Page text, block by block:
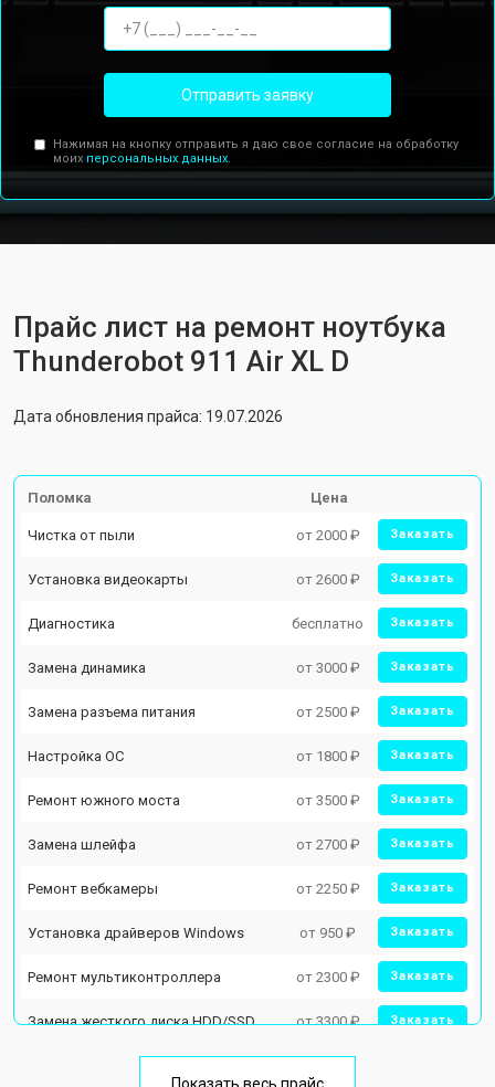
Отправить заявку
Нажимая на кнопку отправить я даю свое согласие на обработку
моих персональных данных.
Прайс лист на ремонт ноутбука
Thunderobot 911 Air XL D
Дата обновления прайса: 19.07.2026
Поломка Цена
Чистка от пыли от 2000 ₽ Заказать
Установка видеокарты от 2600 ₽ Заказать
Диагностика бесплатно Заказать
Замена динамика от 3000 ₽ Заказать
Замена разъема питания от 2500 ₽ Заказать
Настройка ОС от 1800 ₽ Заказать
Ремонт южного моста от 3500 ₽ Заказать
Замена шлейфа от 2700 ₽ Заказать
Ремонт вебкамеры от 2250 ₽ Заказать
Установка драйверов Windows от 950 ₽ Заказать
Ремонт мультиконтроллера от 2300 ₽ Заказать
Замена жесткого диска HDD/SSD от 3300 ₽ Заказать